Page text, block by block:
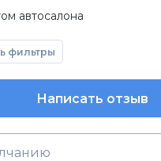
автосалона
фильтры
Написать отзыв